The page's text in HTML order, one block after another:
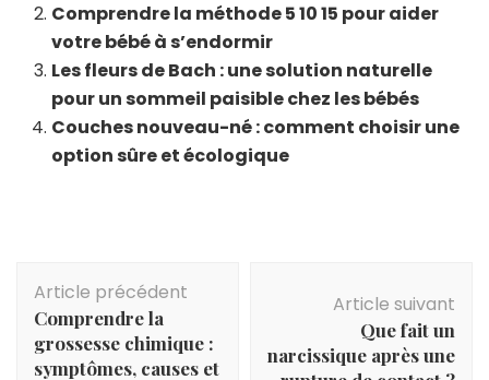
Comprendre la méthode 5 10 15 pour aider
votre bébé à s’endormir
Les fleurs de Bach : une solution naturelle
pour un sommeil paisible chez les bébés
Couches nouveau-né : comment choisir une
option sûre et écologique
d'article
Article précédent
Comprendre la
grossesse chimique :
symptômes, causes et
Article suivant
Que fait un
narcissique après une